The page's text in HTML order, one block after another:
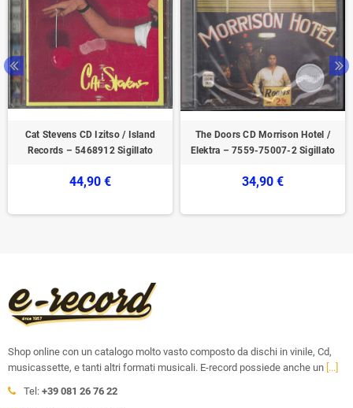
Cat Stevens CD Izitso / Island
Records – 5468912 Sigillato
44,90 €
The Doors CD Morrison Hotel /
Elektra ‎– 7559-75007-2 Sigillato
34,90 €
Shop online con un catalogo molto vasto composto da dischi in vinile, Cd,
musicassette, e tanti altri formati musicali. E-record possiede anche un [...]
Tel: +39 081 26 76 22